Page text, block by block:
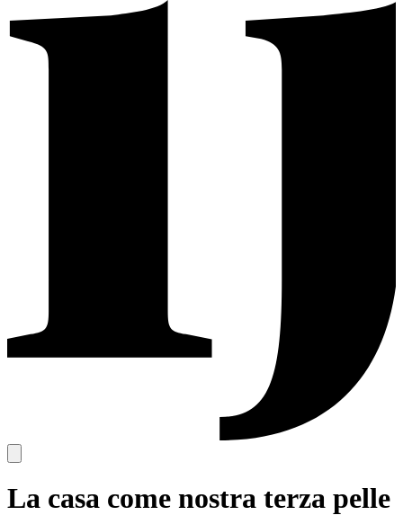
La casa come nostra terza pelle